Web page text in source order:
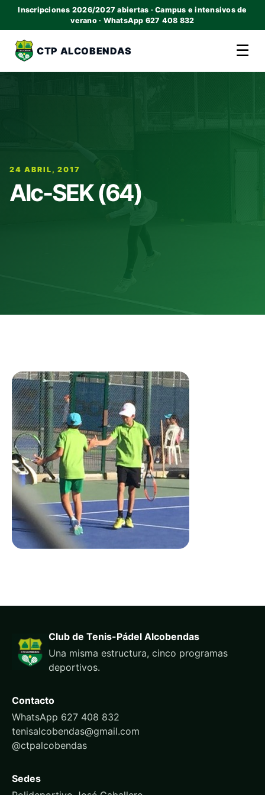
Inscripciones 2026/2027 abiertas · Campus e intensivos de
verano · WhatsApp 627 408 832
CTP ALCOBENDAS ☰
24 ABRIL, 2017
Alc-SEK (64)
Club de Tenis-Pádel Alcobendas
Una misma estructura, cinco programas
deportivos.
Contacto
WhatsApp 627 408 832
tenisalcobendas@gmail.com
@ctpalcobendas
Sedes